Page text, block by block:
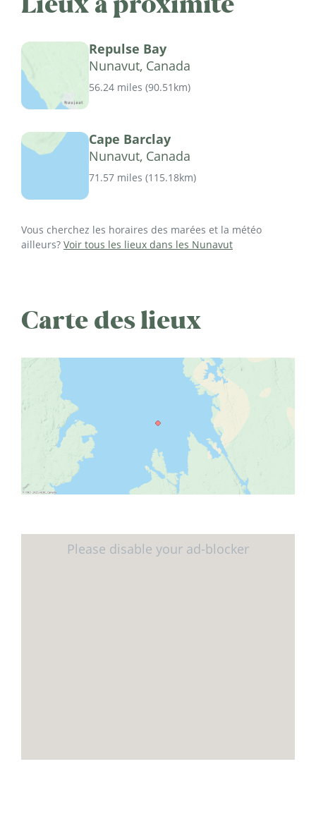
Repulse Bay
Nunavut, Canada
56.24 miles (90.51km)
Cape Barclay
Nunavut, Canada
71.57 miles (115.18km)
Vous cherchez les horaires des marées et la météo
ailleurs? Voir tous les lieux dans les Nunavut
Carte des lieux